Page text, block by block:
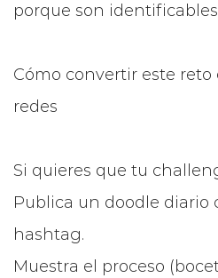
porque son identificables
Cómo convertir este
redes
Si quieres que tu
Publica un doodle diario
hashtag.
Muestra el proceso